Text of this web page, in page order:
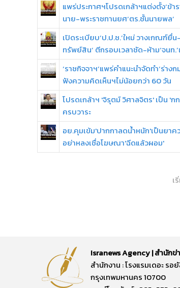
แพร่ประกาศฯโปรดเกล้าฯแต่งตั้ง‘ข้า
นาย-พระราชทานยศ‘ตร.ชั้นนายพล’
เปิดระเบียบ‘ป.ป.ช.’ใหม่ วางเกณฑ์ยื่
ทรัพย์สิน’ ตีกรอบเวลาชัด-ห้าม‘จนท
‘ราชกิจจาฯ’แพร่คำแนะนำจัดทำ‘ร่างก
ฟังความคิดเห็นฯไม่น้อยกว่า 60 วัน
โปรดเกล้าฯ 'จิรุตม์ วิศาลจิตร' เป็น 'ก
ครบวาระ
อย.คุมเข้ม'ปากกาลดน้ำหนัก'เป็นยา
อย่าหลงเชื่อโฆษณา'ฉีดแล้วผอม'
เ
Isranews Agency | สำนักข่
สำนักงาน : โรงแรมเดอะ ร
กรุงเทพมหานคร 10700